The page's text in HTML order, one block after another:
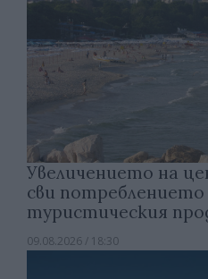
Увеличението на
сви потреблението
туристическия
09.08.2026 / 18:30